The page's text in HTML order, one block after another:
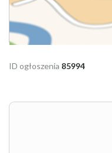
ID ogłoszenia 85994